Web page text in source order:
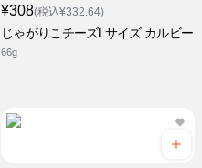
¥308(税込¥332.64)
じゃがりこチーズLサイズ カルビー
66g